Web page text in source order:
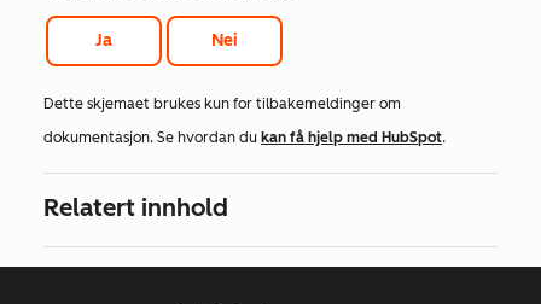
Ja Nei
Dette skjemaet brukes kun for tilbakemeldinger om
dokumentasjon. Se hvordan du kan få hjelp med HubSpot.
Relatert innhold